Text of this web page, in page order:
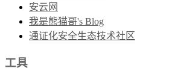
安云网
我是熊猫哥's Blog
通证化安全生态技术社区
工具